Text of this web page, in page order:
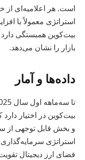
است. هر اعلامیه‌ای از
استراتژی معمولاً با
بیت‌کوین همبستگی دارد
بازار را نشان می‌دهد.
داده‌ها و آمار
و بخش قابل توجهی از
استراتژی سرمایه‌گذاری
فضای ارز دیجیتال